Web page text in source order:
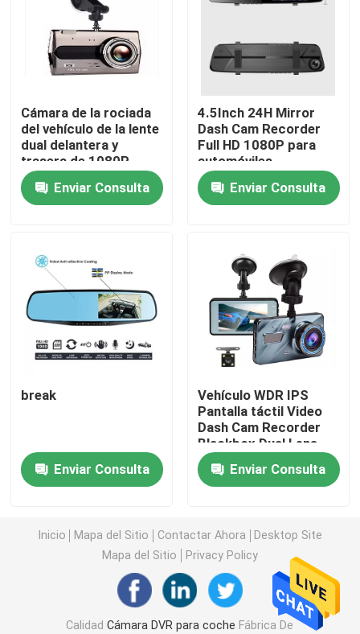
Visita a la fábrica
Control de Calidad
Contacto
noticias
Cámara DVR para coche
DVR para coche 4G
Cámara de tablero DVR Blackbox
Videocámara de coche FHD 1080P
Grabadora de cámara de tablero
Cámara de tablero WIFI GPS
Cámara de la rociada
del vehículo de la lente
dual delantera y
trasera de 1080P
4Inch para el coche
interiorEnviar Consulta
4.5Inch 24H Mirror
Dash Cam Recorder
Full HD 1080P para
automóviles
Enviar Consulta
break
Enviar Consulta
Vehículo WDR IPS
Pantalla táctil Video
Dash Cam Recorder
Blackbox Dual Lens
Enviar Consulta
Inicio Mapa del Sitio Contactar Ahora
Desktop Site
Mapa del Sitio
Privacy Policy
CalidadCámara DVR para coche Fábrica De